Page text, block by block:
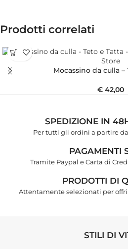
Prodotti correlati
Mocassino da culla –
€ 42,00
SPEDIZIONE IN
Per tutti gli ordini a partire
PAGAMENTI
Tramite Paypal e Carta di
PRODOTTI DI
Attentamente selezionati per
STILI DI